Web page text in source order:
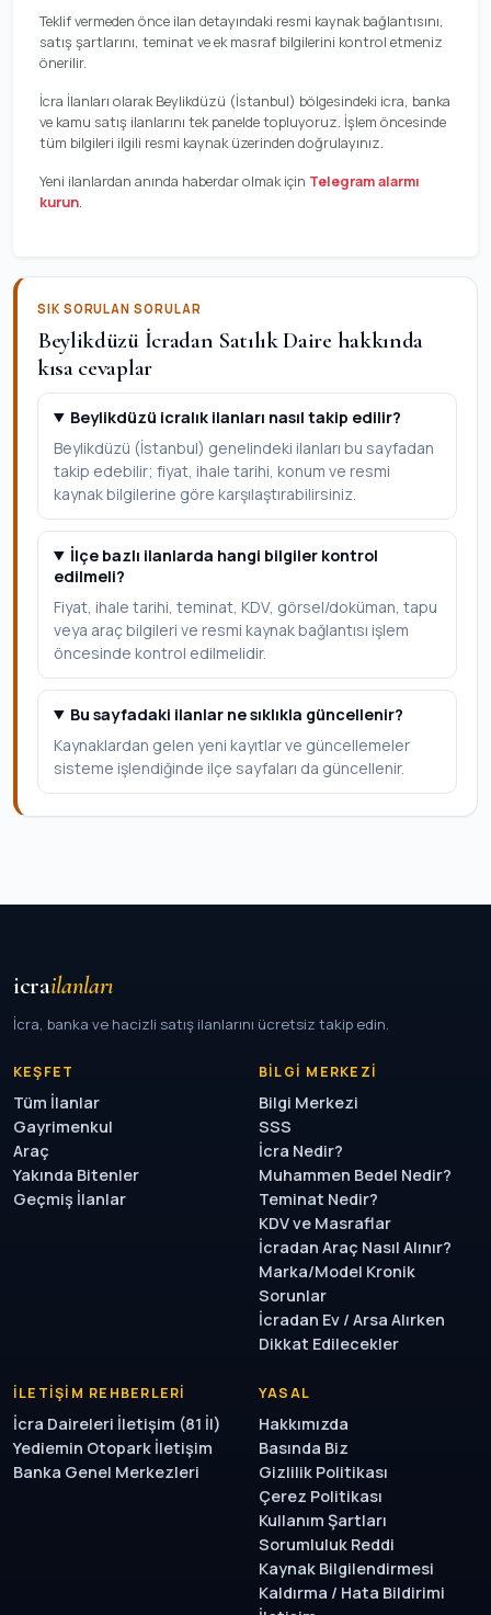
Teklif vermeden önce ilan detayındaki resmi kaynak bağlantısını,
satış şartlarını, teminat ve ek masraf bilgilerini kontrol etmeniz
önerilir.
İcra İlanları olarak Beylikdüzü (İstanbul) bölgesindeki icra, banka
ve kamu satış ilanlarını tek panelde topluyoruz. İşlem öncesinde
tüm bilgileri ilgili resmi kaynak üzerinden doğrulayınız.
Yeni ilanlardan anında haberdar olmak için Telegram alarmı
kurun.
SIK SORULAN SORULAR
Beylikdüzü İcradan Satılık Daire hakkında
kısa cevaplar
Beylikdüzü icralık ilanları nasıl takip edilir?
Beylikdüzü (İstanbul) genelindeki ilanları bu sayfadan
takip edebilir; fiyat, ihale tarihi, konum ve resmi
kaynak bilgilerine göre karşılaştırabilirsiniz.
İlçe bazlı ilanlarda hangi bilgiler kontrol
edilmeli?
Fiyat, ihale tarihi, teminat, KDV, görsel/doküman, tapu
veya araç bilgileri ve resmi kaynak bağlantısı işlem
öncesinde kontrol edilmelidir.
Bu sayfadaki ilanlar ne sıklıkla güncellenir?
Kaynaklardan gelen yeni kayıtlar ve güncellemeler
sisteme işlendiğinde ilçe sayfaları da güncellenir.
icrailanları
İcra, banka ve hacizli satış ilanlarını ücretsiz takip edin.
KEŞFET
Tüm İlanlar
Gayrimenkul
Araç
Yakında Bitenler
Geçmiş İlanlar
BILGI MERKEZI
Bilgi Merkezi
SSS
İcra Nedir?
Muhammen Bedel Nedir?
Teminat Nedir?
KDV ve Masraflar
İcradan Araç Nasıl Alınır?
Marka/Model Kronik
Sorunlar
İcradan Ev / Arsa Alırken
Dikkat Edilecekler
İLETIŞIM REHBERLERI
İcra Daireleri İletişim (81 İl)
Yediemin Otopark İletişim
Banka Genel Merkezleri
YASAL
Hakkımızda
Basında Biz
Gizlilik Politikası
Çerez Politikası
Kullanım Şartları
Sorumluluk Reddi
Kaynak Bilgilendirmesi
Kaldırma / Hata Bildirimi